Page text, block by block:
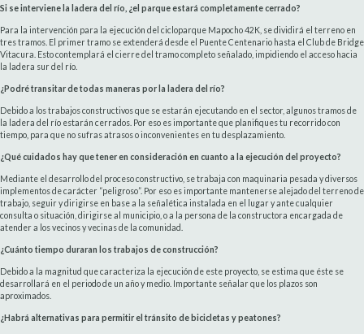
Si se interviene la ladera del río, ¿el parque estará completamente cerrado?
Para la intervención para la ejecución del cicloparque Mapocho 42K, se dividirá el terreno en
tres tramos. El primer tramo se extenderá desde el Puente Centenario hasta el Club de Bridge
Vitacura. Esto contemplará el cierre del tramo completo señalado, impidiendo el acceso hacia
la ladera sur del río.
¿Podré transitar de todas maneras por la ladera del río?
Debido a los trabajos constructivos que se estarán ejecutando en el sector, algunos tramos de
la ladera del río estarán cerrados. Por eso es importante que planifiques tu recorrido con
tiempo, para que no sufras atrasos o inconvenientes en tu desplazamiento.
¿Qué cuidados hay que tener en consideración en cuanto a la ejecución del proyecto?
Mediante el desarrollo del proceso constructivo, se trabaja con maquinaria pesada y diversos
implementos de carácter “peligroso”. Por eso es importante mantenerse alejado del terreno de
trabajo, seguir y dirigirse en base a la señalética instalada en el lugar y ante cualquier
consulta o situación, dirigirse al municipio, o a la persona de la constructora encargada de
atender a los vecinos y vecinas de la comunidad.
¿Cuánto tiempo duraran los trabajos de construcción?
Debido a la magnitud que caracteriza la ejecución de este proyecto, se estima que éste se
desarrollará en el periodo de un año y medio. Importante señalar que los plazos son
aproximados.
¿Habrá alternativas para permitir el tránsito de bicicletas y peatones?